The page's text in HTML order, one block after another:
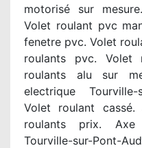
motorisé sur
Volet roulant pvc
fenetre pvc. Volet
roulants pvc. Volet
roulants alu sur
electrique Tourville-
Volet roulant
roulants prix.
Tourville-sur-Pont-